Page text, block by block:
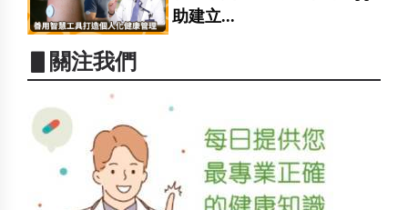
助建立...
▋關注我們